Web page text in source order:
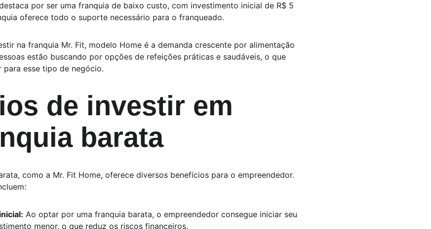
por ser uma franquia de baixo custo, com investimento inicial de R$ 5
oferece todo o suporte necessário para o franqueado.
na franquia Mr. Fit, modelo Home é a demanda crescente por alimentação
estão buscando por opções de refeições práticas e saudáveis, o que
esse tipo de negócio.
de investir em
barata
como a Mr. Fit Home, oferece diversos benefícios para o empreendedor.
Ao optar por uma franquia barata, o empreendedor consegue iniciar seu
menor, o que reduz os riscos financeiros.